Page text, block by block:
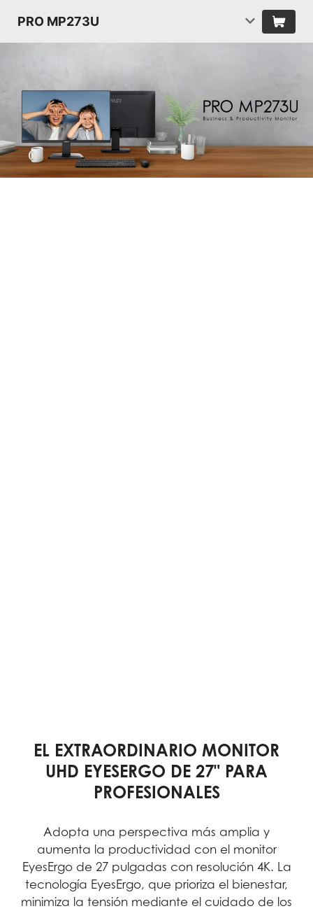
PRO MP273U
EL EXTRAORDINARIO MONITOR
UHD EYESERGO DE 27" PARA
PROFESIONALES
Adopta una perspectiva más amplia y
aumenta la productividad con el monitor
EyesErgo de 27 pulgadas con resolución 4K. La
tecnología EyesErgo, que prioriza el bienestar,
minimiza la tensión mediante el cuidado de los